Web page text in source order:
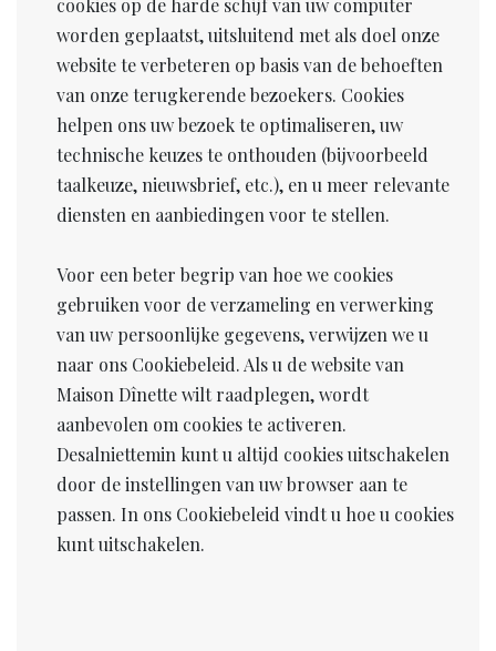
cookies op de harde schijf van uw computer
worden geplaatst, uitsluitend met als doel onze
website te verbeteren op basis van de behoeften
van onze terugkerende bezoekers. Cookies
helpen ons uw bezoek te optimaliseren, uw
technische keuzes te onthouden (bijvoorbeeld
taalkeuze, nieuwsbrief, etc.), en u meer relevante
diensten en aanbiedingen voor te stellen.
Voor een beter begrip van hoe we cookies
gebruiken voor de verzameling en verwerking
van uw persoonlijke gegevens, verwijzen we u
naar ons Cookiebeleid. Als u de website van
Maison Dînette wilt raadplegen, wordt
aanbevolen om cookies te activeren.
Desalniettemin kunt u altijd cookies uitschakelen
door de instellingen van uw browser aan te
passen. In ons Cookiebeleid vindt u hoe u cookies
kunt uitschakelen.